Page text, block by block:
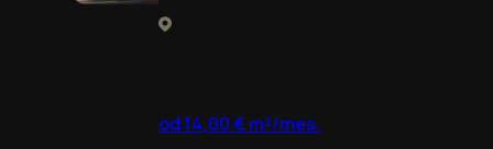
od 14,00 € m²/mes.